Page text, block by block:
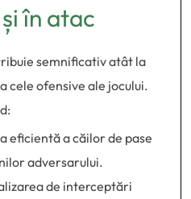
în atac
semnificativ atât la
cele ofensive ale jocului.
eficientă a căilor de pase
adversarului.
de interceptări